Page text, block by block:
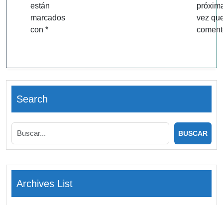
están
marcados
con *
vez
Search
Archives List